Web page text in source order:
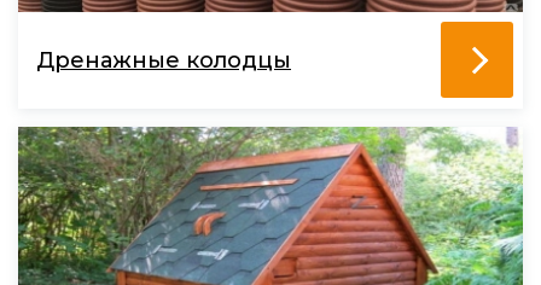
Дренажные колодцы